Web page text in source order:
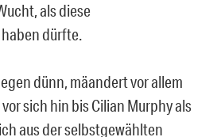
als diese
dürfte.
dünn, mäandert vor allem
sich hin bis Cilian Murphy als
aus der selbstgewählten